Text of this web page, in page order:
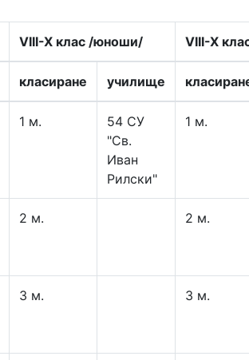
VIII-X клас /юноши/ VIII-X
класиране училище
1 м.
54 СУ
"Св.
Иван
Рилски"
1 м.
2 м. 2 м.
3 м. 3 м.